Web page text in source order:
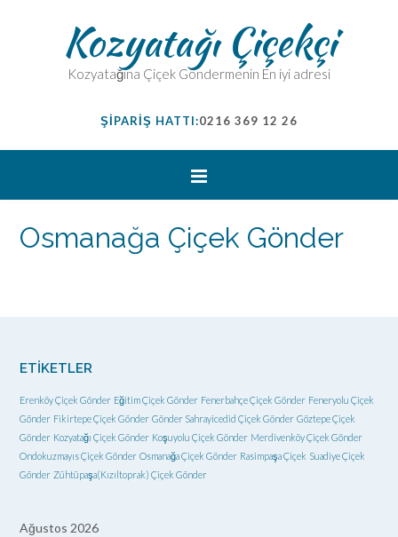
Kozyatağı Çiçekçi
Kozyatağına Çiçek Göndermenin En iyi adresi
ŞİPARİŞ HATTI:0216 369 12 26
Osmanağa Çiçek Gönder
ETIKETLER
Erenköy Çiçek Gönder Eğitim Çiçek Gönder Fenerbahçe Çiçek Gönder Feneryolu Çiçek
Gönder Fikirtepe Çiçek Gönder Gönder Sahrayicedid Çiçek Gönder Göztepe Çiçek
Gönder Kozyatağı Çiçek Gönder Koşuyolu Çiçek Gönder Merdivenköy Çiçek Gönder
Ondokuzmayıs Çiçek Gönder Osmanağa Çiçek Gönder Rasimpaşa Çiçek Suadiye Çiçek
Gönder Zühtüpaşa(Kızıltoprak) Çiçek Gönder
Ağustos 2026